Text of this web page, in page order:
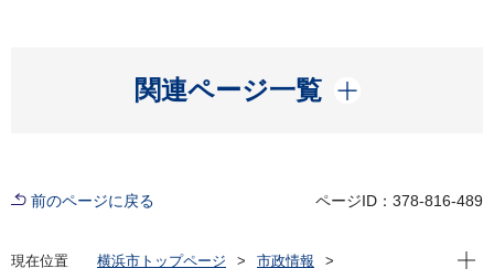
関連ページ一覧
開く
前のページに戻る ページID：378-816-489
現在位置 横浜市トップページ
市政情報
現在